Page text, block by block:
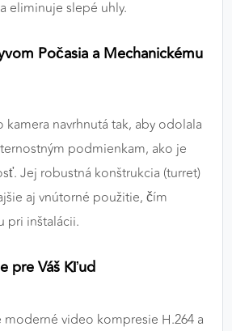
eliminuje slepé uhly.
Počasia a Mechanickému
kamera navrhnutá tak, aby odolala
podmienkam, ako je
Jej robustná konštrukcia (turret)
aj vnútorné použitie, čím
pri inštalácii.
pre Váš Kľud
video kompresie H.264 a